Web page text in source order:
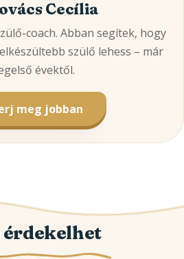
Cecília
coach. Abban segítek, hogy
szülő lehess – már
évektől.
meg jobban
érdekelhet